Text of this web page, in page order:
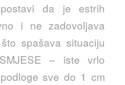
da je estrih
i ne zadovoljava
spašava situaciju
– iste vrlo
sve do 1 cm